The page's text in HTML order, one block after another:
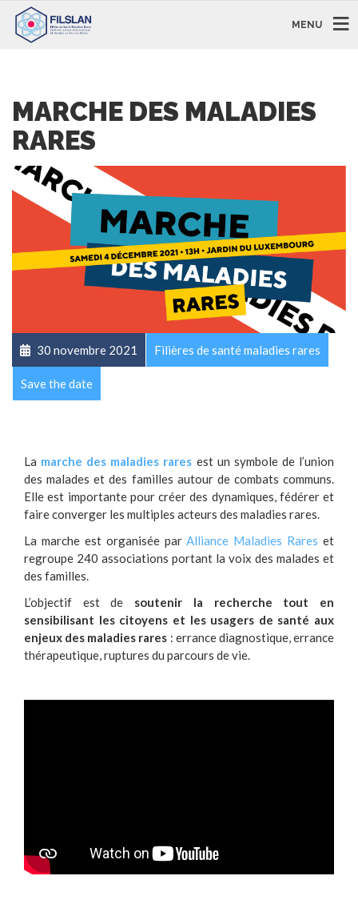
MENU
MARCHE DES MALADIES
RARES
30 novembre 2021 Filières de santé maladies rares
Save the date
La marche des maladies rares est un symbole de l’union
des malades et des familles autour de combats communs.
Elle est importante pour créer des dynamiques, fédérer et
faire converger les multiples acteurs des maladies rares.
La marche est organisée parAlliance Maladies Rares et
regroupe 240 associations portant la voix des malades et
des familles.
L’objectif est de soutenir la recherche tout en
sensibilisant les citoyens et les usagers de santé aux
enjeux des maladies rares : errance diagnostique, errance
thérapeutique, ruptures du parcours de vie.